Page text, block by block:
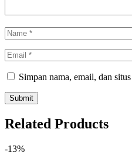
Simpan nama, email, dan
Related Products
-13%